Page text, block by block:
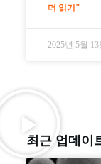
더 읽기"
2025년 5월 13
최근 업데이